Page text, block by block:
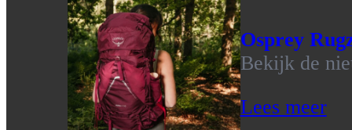
Osprey
Bekijk de
Lees meer